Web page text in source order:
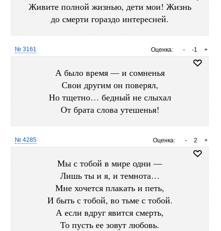
Живите полной жизнью, дети мои! Жизнь
до смерти гораздо интересней.
Оценка: +
-1
-
№ 3161
А было время — и сомненья
Свои другим он поверял,
Но тщетно… бедный не слыхал
От брата слова утешенья!
Оценка: +
2
-
№ 4285
Мы с тобой в мире одни —
Лишь ты и я, и темнота…
Мне хочется плакать и петь,
И быть с тобой, во тьме с тобой.
А если вдруг явится смерть,
То пусть ее зовут любовь.